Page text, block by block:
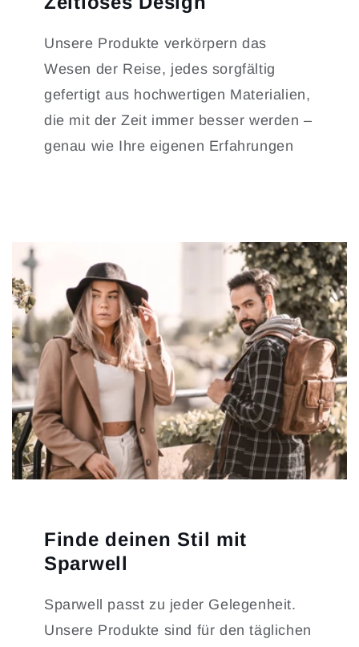
Unsere Produkte verkörpern das
Wesen der Reise, jedes sorgfältig
gefertigt aus hochwertigen Materialien,
die mit der Zeit immer besser werden –
genau wie Ihre eigenen Erfahrungen
Finde deinen Stil mit
Sparwell
Sparwell passt zu jeder Gelegenheit.
Unsere Produkte sind für den täglichen